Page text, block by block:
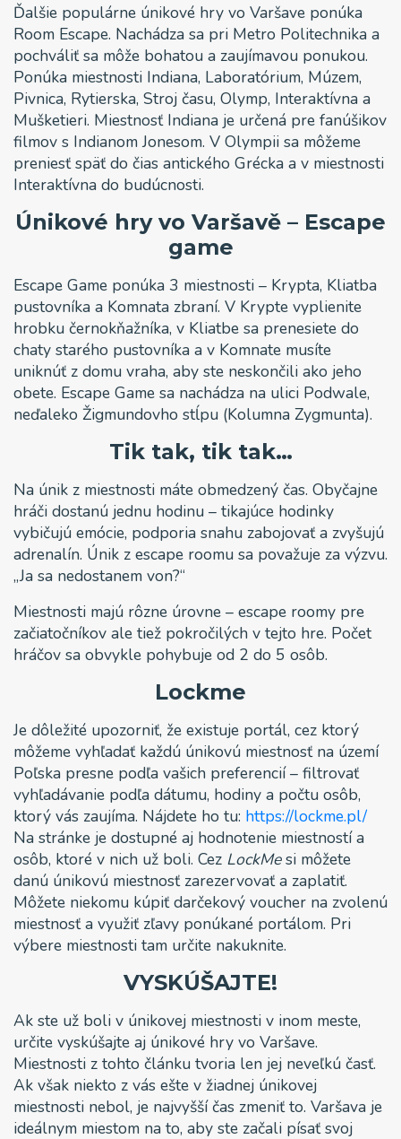
Ďalšie populárne únikové hry vo Varšave ponúka
Room Escape. Nachádza sa pri Metro Politechnika a
pochváliť sa môže bohatou a zaujímavou ponukou.
Ponúka miestnosti Indiana, Laboratórium, Múzem,
Pivnica, Rytierska, Stroj času, Olymp, Interaktívna a
Mušketieri. Miestnosť Indiana je určená pre fanúšikov
filmov s Indianom Jonesom. V Olympii sa môžeme
preniesť späť do čias antického Grécka a v miestnosti
Interaktívna do budúcnosti.
Únikové hry vo Varšavě – Escape
game
Escape Game ponúka 3 miestnosti – Krypta, Kliatba
pustovníka a Komnata zbraní. V Krypte vyplienite
hrobku černokňažníka, v Kliatbe sa prenesiete do
chaty starého pustovníka a v Komnate musíte
uniknúť z domu vraha, aby ste neskončili ako jeho
obete. Escape Game sa nachádza na ulici Podwale,
neďaleko Žigmundovho stĺpu (Kolumna Zygmunta).
Tik tak, tik tak…
Na únik z miestnosti máte obmedzený čas. Obyčajne
hráči dostanú jednu hodinu – tikajúce hodinky
vybičujú emócie, podporia snahu zabojovať a zvyšujú
adrenalín. Únik z escape roomu sa považuje za výzvu.
„Ja sa nedostanem von?“
Miestnosti majú rôzne úrovne – escape roomy pre
začiatočníkov ale tiež pokročilých v tejto hre. Počet
hráčov sa obvykle pohybuje od 2 do 5 osôb.
Lockme
Je dôležité upozorniť, že existuje portál, cez ktorý
môžeme vyhľadať každú únikovú miestnosť na území
Poľska presne podľa vašich preferencií – filtrovať
vyhľadávanie podľa dátumu, hodiny a počtu osôb,
ktorý vás zaujíma. Nájdete ho tu: https://lockme.pl/
Na stránke je dostupné aj hodnotenie miestností a
osôb, ktoré v nich už boli. Cez LockMesi môžete
danú únikovú miestnosť zarezervovať a zaplatiť.
Môžete niekomu kúpiť darčekový voucher na zvolenú
miestnosť a využiť zľavy ponúkané portálom. Pri
výbere miestnosti tam určite nakuknite.
VYSKÚŠAJTE!
Ak ste už boli v únikovej miestnosti v inom meste,
určite vyskúšajte aj únikové hry vo Varšave.
Miestnosti z tohto článku tvoria len jej neveľkú časť.
Ak však niekto z vás ešte v žiadnej únikovej
miestnosti nebol, je najvyšší čas zmeniť to. Varšava je
ideálnym miestom na to, aby ste začali písať svoj